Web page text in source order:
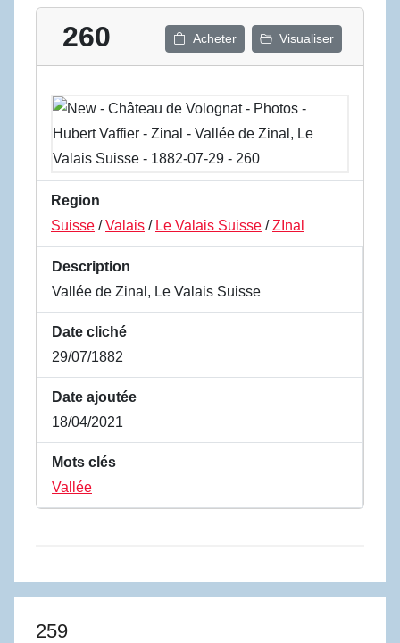
260 Acheter Visualiser
Region
Suisse /Valais / Le Valais Suisse /ZInal
Description
Vallée de Zinal, Le Valais Suisse
Date cliché
29/07/1882
Date ajoutée
18/04/2021
Mots clés
Vallée
259